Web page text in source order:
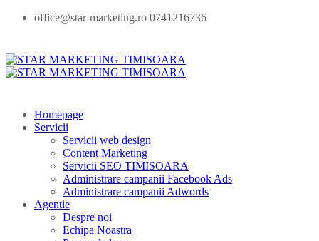
office@star-marketing.ro 0741216736
Homepage
Servicii
Servicii web design
Content Marketing
Servicii SEO TIMISOARA
Administrare campanii Facebook Ads
Administrare campanii Adwords
Agentie
Despre noi
Echipa Noastra